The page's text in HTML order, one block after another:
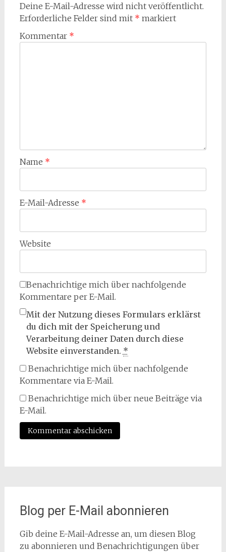
Deine E-Mail-Adresse wird nicht veröffentlicht.
Erforderliche Felder sind mit * markiert
Kommentar *
Name *
E-Mail-Adresse *
Website
Benachrichtige mich über nachfolgende
Kommentare per E-Mail.
Mit der Nutzung dieses Formulars erklärst
du dich mit der Speicherung und
Verarbeitung deiner Daten durch diese
Website einverstanden. *
Benachrichtige mich über nachfolgende
Kommentare via E-Mail.
Benachrichtige mich über neue Beiträge via
E-Mail.
Blog per E-Mail abonnieren
Gib deine E-Mail-Adresse an, um diesen Blog
zu abonnieren und Benachrichtigungen über